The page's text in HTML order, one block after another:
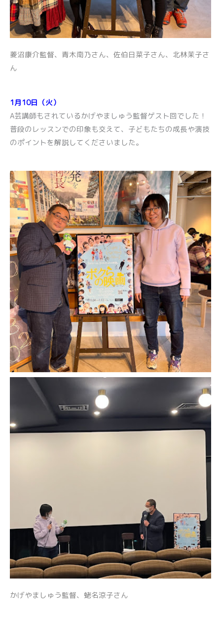
菱沼康介監督、青木南乃さん、佐伯日菜子さん、北林茉子さ
ん
1月10日（火）
A芸講師もされているかげやましゅう監督ゲスト回でした！
普段のレッスンでの印象も交えて、子どもたちの成長や演技
のポイントを解説してくださいました。
かげやましゅう監督、蛯名涼子さん